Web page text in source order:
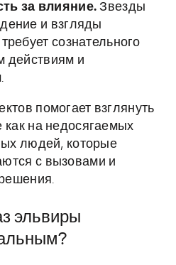
за влияние. Звезды
и взгляды
сознательного
действиям и
помогает взглянуть
как на недосягаемых
людей, которые
с вызовами и
эльвиры